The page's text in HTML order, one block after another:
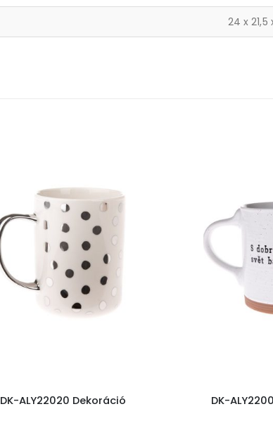
24 x
DK-ALY22020 Dekoráció DK-